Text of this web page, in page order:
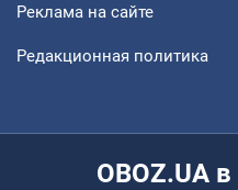
Реклама на сайте
Редакционная политика
OBOZ.UA